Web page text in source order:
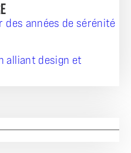
des années de sérénité
alliant design et